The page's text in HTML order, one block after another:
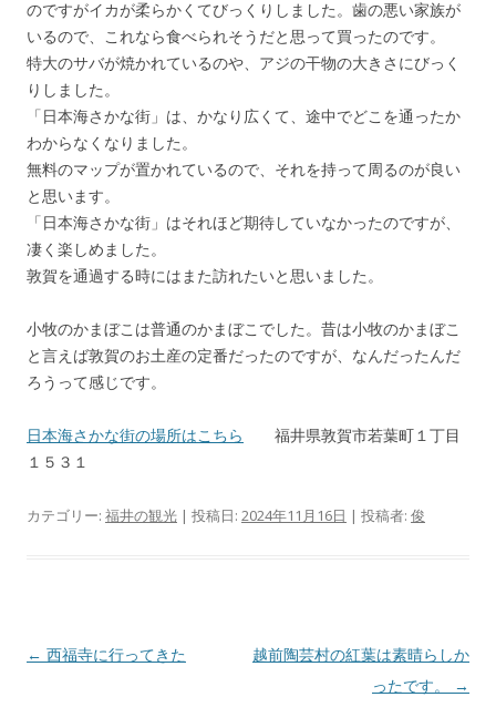
のですがイカが柔らかくてびっくりしました。歯の悪い家族が
いるので、これなら食べられそうだと思って買ったのです。
特大のサバが焼かれているのや、アジの干物の大きさにびっく
りしました。
「日本海さかな街」は、かなり広くて、途中でどこを通ったか
わからなくなりました。
無料のマップが置かれているので、それを持って周るのが良い
と思います。
「日本海さかな街」はそれほど期待していなかったのですが、
凄く楽しめました。
敦賀を通過する時にはまた訪れたいと思いました。
小牧のかまぼこは普通のかまぼこでした。昔は小牧のかまぼこ
と言えば敦賀のお土産の定番だったのですが、なんだったんだ
ろうって感じです。
日本海さかな街の場所はこちら
福井県敦賀市若葉町１丁目
１５３１
カテゴリー: 福井の観光 | 投稿日: 2024年11月16日 | 投稿者: 俊
投
← 西福寺に行ってきた
越前陶芸村の紅葉は素晴らしか
ったです。
→